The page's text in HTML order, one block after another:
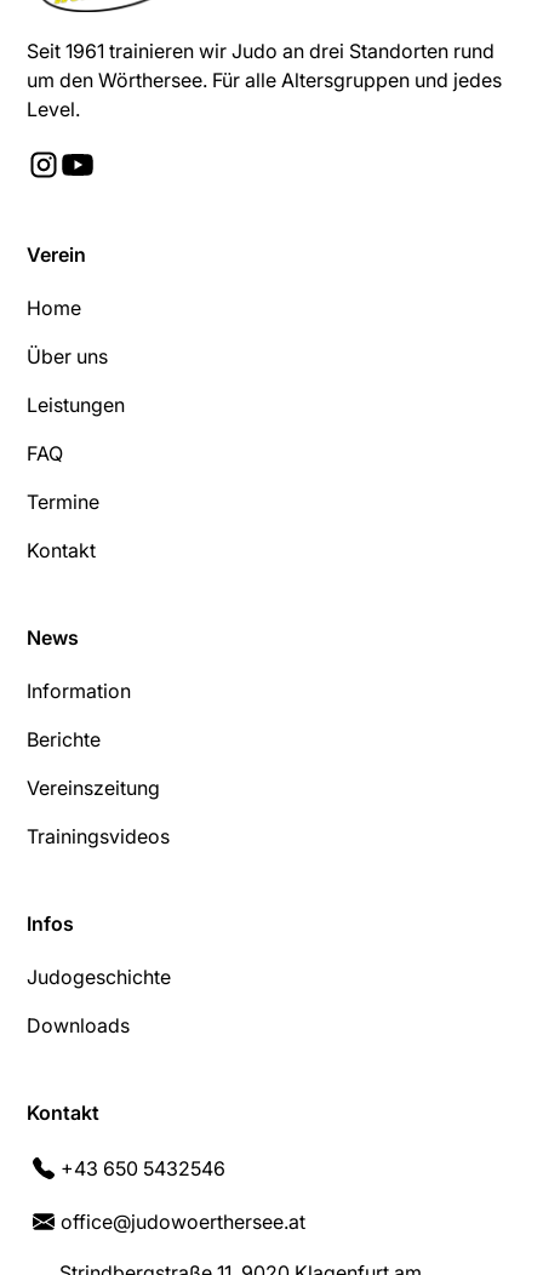
Seit 1961 trainieren wir Judo an drei Standorten rund
um den Wörthersee. Für alle Altersgruppen und jedes
Level.
Verein
Home
Über uns
Leistungen
FAQ
Termine
Kontakt
News
Information
Berichte
Vereinszeitung
Trainingsvideos
Infos
Judogeschichte
Downloads
Kontakt
+43 650 5432546
office@judowoerthersee.at